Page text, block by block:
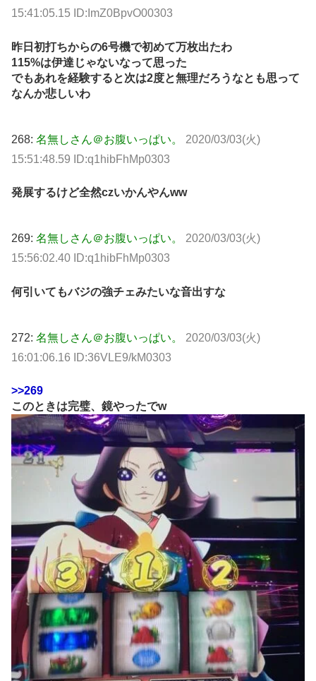
15:41:05.15 ID:ImZ0BpvO00303
昨日初打ちからの6号機で初めて万枚出たわ
115%は伊達じゃないなって思った
でもあれを経験すると次は2度と無理だろうなとも思って
なんか悲しいわ
268: 名無しさん＠お腹いっぱい。
2020/03/03(火)
15:51:48.59 ID:q1hibFhMp0303
発展するけど全然czいかんやんww
269: 名無しさん＠お腹いっぱい。
2020/03/03(火)
15:56:02.40 ID:q1hibFhMp0303
何引いてもバジの強チェみたいな音出すな
272: 名無しさん＠お腹いっぱい。
2020/03/03(火)
16:01:06.16 ID:36VLE9/kM0303
>>269
このときは完璧、鏡やったでw